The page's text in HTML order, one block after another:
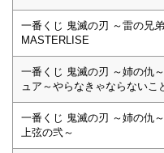
一番くじ 鬼滅の刃 ～雷の兄
MASTERLISE
一番くじ 鬼滅の刃 ～姉の仇
ュア～やらなきゃならないこ
一番くじ 鬼滅の刃 ～姉の仇
上弦の弐～